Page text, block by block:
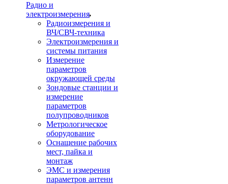
Радио и
электроизмерения
Радиоизмерения и
ВЧ/СВЧ-техника
Электроизмерения и
системы питания
Измерение
параметров
окружающей среды
Зондовые станции и
измерение
параметров
полупроводников
Метрологическое
оборудование
Оснащение рабочих
мест, пайка и
монтаж
ЭМС и измерения
параметров антенн